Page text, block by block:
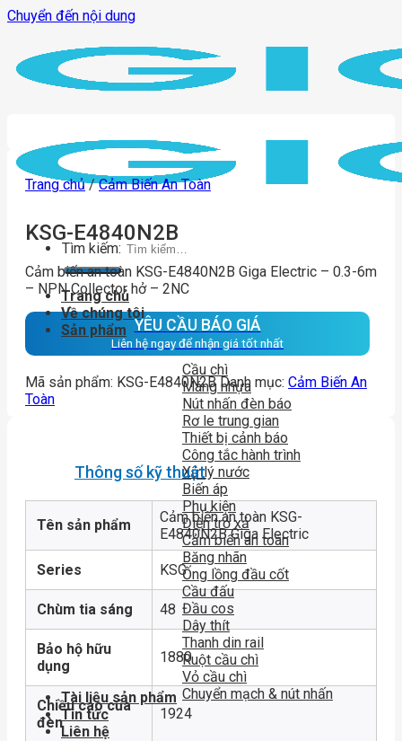
Chuyển đến nội dung
Tìm kiếm:
Trang chủ
Về chúng tôi
Sản phẩm
Cầu chì
Máng nhựa
Nút nhấn đèn báo
Rơ le trung gian
Thiết bị cảnh báo
Công tắc hành trình
Xử lý nước
Biến áp
Phụ kiện
Điện trở xả
Cảm biến an toàn
Băng nhãn
Ống lồng đầu cốt
Cầu đấu
Đầu cos
Dây thít
Thanh din rail
Ruột cầu chì
Vỏ cầu chì
Chuyển mạch & nút nhấn
Tài liệu sản phẩm
Tin tức
Liên hệ
Trang chủ / Cảm Biến An Toàn
KSG-E4840N2B
Cảm biến an toàn KSG-E4840N2B Giga Electric – 0.3-6m
– NPN Collector hở – 2NC
YÊU CẦU BÁO GIÁ
Liên hệ ngay để nhận giá tốt nhất
Mã sản phẩm: KSG-E4840N2B Danh mục: Cảm Biến An
Toàn
Thông số kỹ thuật
Tên sản phẩm
Cảm biến an toàn KSG-
E4840N2B Giga Electric
Series KSG
Chùm tia sáng 48
Bảo hộ hữu
dụng
1880
Chiều cao của
đèn
1924